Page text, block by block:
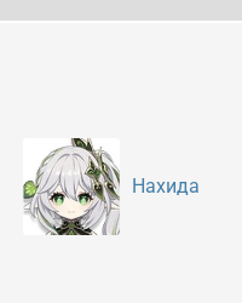
Нахида